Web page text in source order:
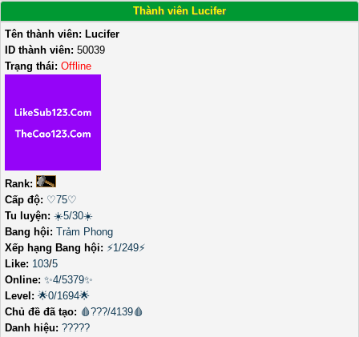
Thành viên Lucifer
Tên thành viên: Lucifer
ID thành viên: 50039
Trạng thái: Offline
Rank:
Cấp độ: ♡75♡
Tu luyện: ☀️5/30☀️
Bang hội: Trảm Phong
Xếp hạng Bang hội: ⚡1/249⚡
Like: 103/5
Online: ✨4/5379✨
Level: 🌟0/1694🌟
Chủ đề đã tạo: 🩸???/4139🩸
Danh hiệu: ?????